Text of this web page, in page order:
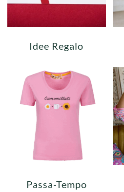
Idee Regalo
Passa-Tempo